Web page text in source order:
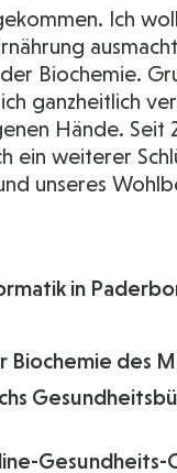
Ich
Biochemie.
ganzheitlich
Hände. Seit
ein weiterer
unseres
in
Biochemie des
Gesundheits-